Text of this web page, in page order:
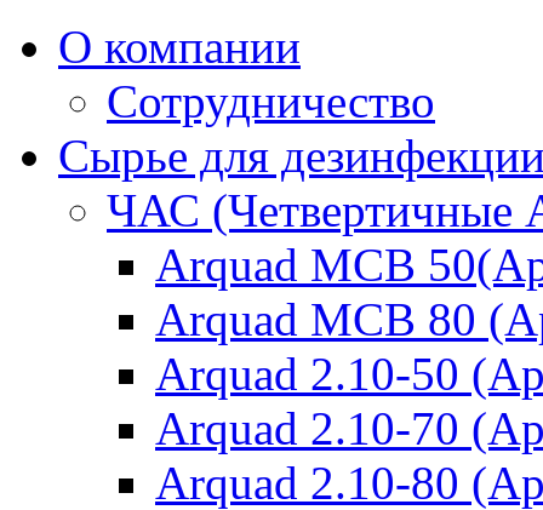
О компании
Сотрудничество
Сырье для
ЧАС (Четвертичные
Arquad MCB
Arquad MCB 80
Arquad 2.10-50
Arquad 2.10-70
Arquad 2.10-80